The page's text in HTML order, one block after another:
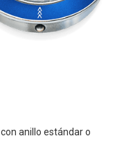
anillo estándar o